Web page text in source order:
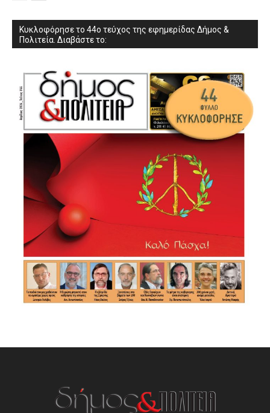
Κυκλοφόρησε το 44ο τεύχος της εφημερίδας Δήμος &
Πολιτεία. Διαβάστε το: